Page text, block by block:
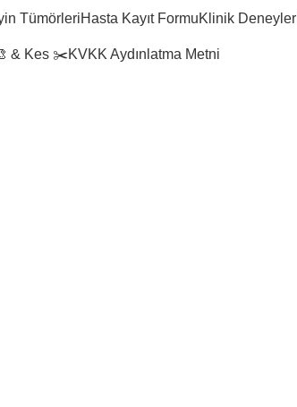
TümörleriHasta Kayıt FormuKlinik Deneyler
& Kes ✂️KVKK Aydınlatma Metni